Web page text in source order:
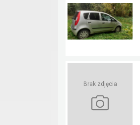
Brak zdjęcia